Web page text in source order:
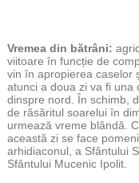
Vremea din bătrâni:
viitoare în funcție de
vin în apropierea caselor
atunci a doua zi va fi una
dinspre nord. În schimb,
de răsăritul soarelui în
urmează vreme blândă.
această zi se face
arhidiaconul, a Sfântului
Sfântului Mucenic Ipolit.